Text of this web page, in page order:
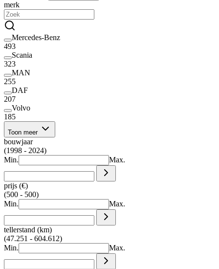
merk
Mercedes-Benz
493
Scania
323
MAN
255
DAF
207
Volvo
185
Toon meer
bouwjaar
(1998 - 2024)
Min.
Max.
prijs (€)
(500 - 500)
Min.
Max.
tellerstand (km)
(47.251 - 604.612)
Min.
Max.